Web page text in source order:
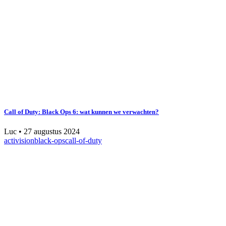
Call of Duty: Black Ops 6: wat kunnen we verwachten?
Luc • 27 augustus 2024
activisionblack-opscall-of-duty